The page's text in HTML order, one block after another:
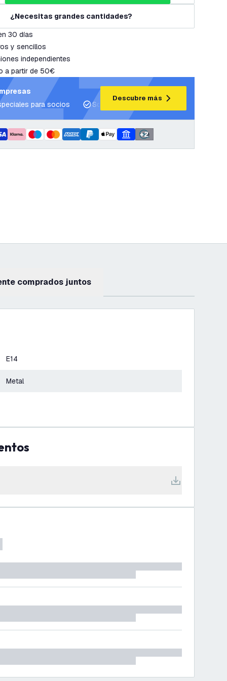
¿Necesitas grandes cantidades?
30 días
y sencillos
independientes
a partir de 50€
para socios
Soporte para proyectos y planes de
Descubre más
+2
comprados juntos
E14
Metal